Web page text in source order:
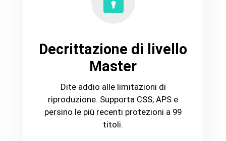
Decrittazione di livello
Master
Dite addio alle limitazioni di
riproduzione. Supporta CSS, APS e
persino le più recenti protezioni a 99
titoli.